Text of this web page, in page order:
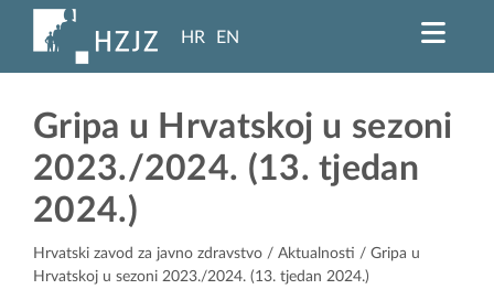
HR EN
Gripa u Hrvatskoj u sezoni
2023./2024. (13. tjedan
2024.)
Hrvatski zavod za javno zdravstvo / Aktualnosti / Gripa u
Hrvatskoj u sezoni 2023./2024. (13. tjedan 2024.)